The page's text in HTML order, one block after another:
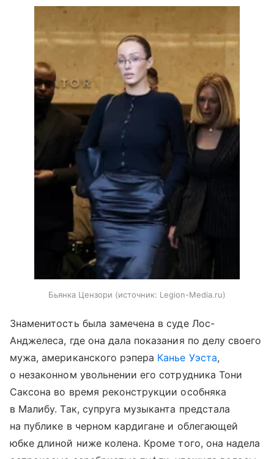
Бьянка Цензори источник: Legion-Media.ru
Знаменитость была замечена в суде Лос-
Анджелеса, где она дала показания по делу своего
мужа, американского рэпера Канье Уэста,
о незаконном увольнении его сотрудника Тони
Саксона во время реконструкции особняка
в Малибу. Так, супруга музыканта предстала
на публике в черном кардигане и облегающей
юбке длиной ниже колена. Кроме того, она надела